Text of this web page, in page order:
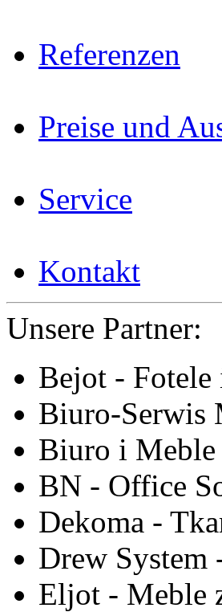
Referenzen
Preise und
Service
Kontakt
Unsere Partner:
Bejot - Fotele
Biuro-Serwis
Biuro i
BN - Office
Dekoma -
Drew System
Eljot - Meble